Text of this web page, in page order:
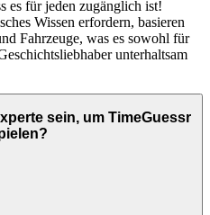
es für jeden zugänglich ist!
Wissen erfordern, basieren
Fahrzeuge, was es sowohl für
unterhaltsam
sein, um TimeGuessr